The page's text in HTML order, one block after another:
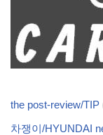
the post-review/TIP
차쟁이/HYUNDAI